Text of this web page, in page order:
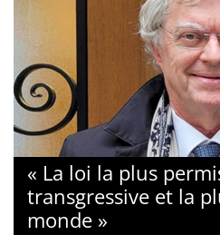
« La loi la plus
transgressive et la
monde »